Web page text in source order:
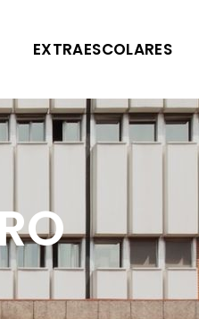
EXTRAESCOLARES